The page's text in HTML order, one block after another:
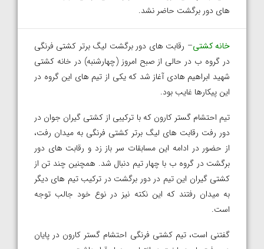
های دور برگشت حاضر نشد.
خانه کشتی– رقابت های دور برگشت لیگ برتر کشتی فرنگی
در گروه ب در حالی از صبح امروز (چهارشنبه) در خانه کشتی
شهید ابراهیم هادی آغاز شد که یکی از تیم های این گروه در
این پیکارها غایب بود.
تیم احتشام گستر کارون که با ترکیبی از کشتی گیران جوان در
دور رفت رقابت های لیگ برتر کشتی فرنگی به میدان رفت،
از حضور در ادامه این مسابقات سر باز زد و رقابت های دور
برگشت در گروه ب با چهار تیم دنبال شد. همچنین چند تن از
کشتی گیران این تیم در دور برگشت در ترکیب تیم های دیگر
به میدان رفتند که این نکته نیز در نوع خود جالب توجه
است.
گفتنی است، تیم کشتی فرنگی احتشام گستر کارون در پایان